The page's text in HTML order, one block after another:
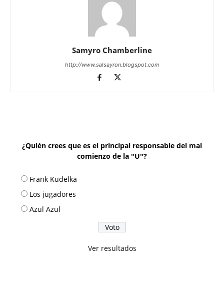
Samyro Chamberline
http://www.salsayron.blogspot.com
¿Quién crees que es el principal responsable del mal
comienzo de la "U"?
Frank Kudelka
Los jugadores
Azul Azul
Ver resultados